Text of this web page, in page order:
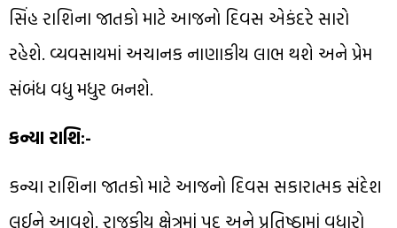
સિંહ રાશિના જાતકો માટે આજનો દિવસ એકંદરે સારો
રહેશે. વ્યવસાયમાં અચાનક નાણાકીય લાભ થશે અને પ્રેમ
સંબંધ વધુ મધુર બનશે.
કન્યા રાશિ:-
કન્યા રાશિના જાતકો માટે આજનો દિવસ સકારાત્મક સંદેશ
લઈને આવશે. રાજકીય ક્ષેત્રમાં પદ અને પ્રતિષ્ઠામાં વધારો